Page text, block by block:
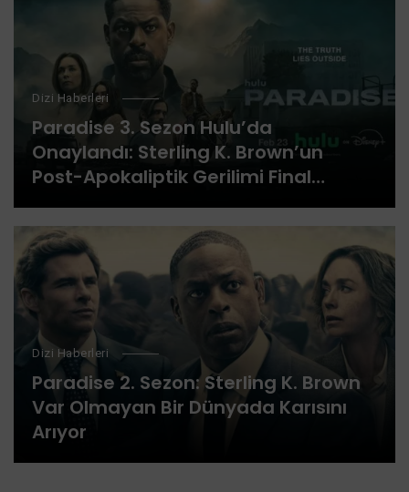
Dizi Haberleri
Paradise 3. Sezon Hulu’da
Onaylandı: Sterling K. Brown’un
Post-Apokaliptik Gerilimi Final
Bölümüyle Geri Dönüyor
Dizi Haberleri
Paradise 2. Sezon: Sterling K. Brown
Var Olmayan Bir Dünyada Karısını
Arıyor